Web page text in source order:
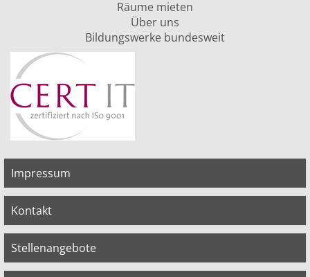
Räume mieten
Über uns
Bildungswerke bundesweit
Impressum
Kontakt
Stellenangebote